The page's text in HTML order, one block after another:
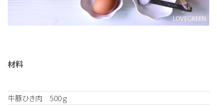
材料
牛豚ひき肉 500ｇ